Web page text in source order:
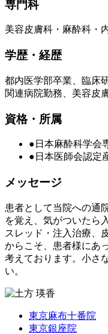
専門科
美容皮膚科・麻酔科・
学歴・経歴
都内医学部卒業、臨床
関連病院勤務、美容皮
資格・所属
●日本麻酔科学会
●日本医師会認定
メッセージ
患者として当院への通
を覚え、気がついたら
スレッド・注入治療、
からこそ、患者様にあ
考えております。小さ
い。
東京麻布十番院
東京銀座院